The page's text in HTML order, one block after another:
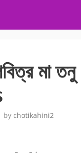
মা
by chotikahini2